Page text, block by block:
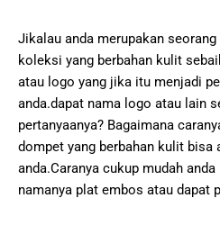
Jikalau anda merupakan
koleksi yang berbahan kulit
atau logo yang jika itu menjadi
anda.dapat nama logo atau lain
pertanyaanya? Bagaimana
dompet yang berbahan kulit bisa
anda.Caranya cukup mudah
namanya plat embos atau dapat